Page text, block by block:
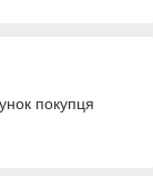
покупця